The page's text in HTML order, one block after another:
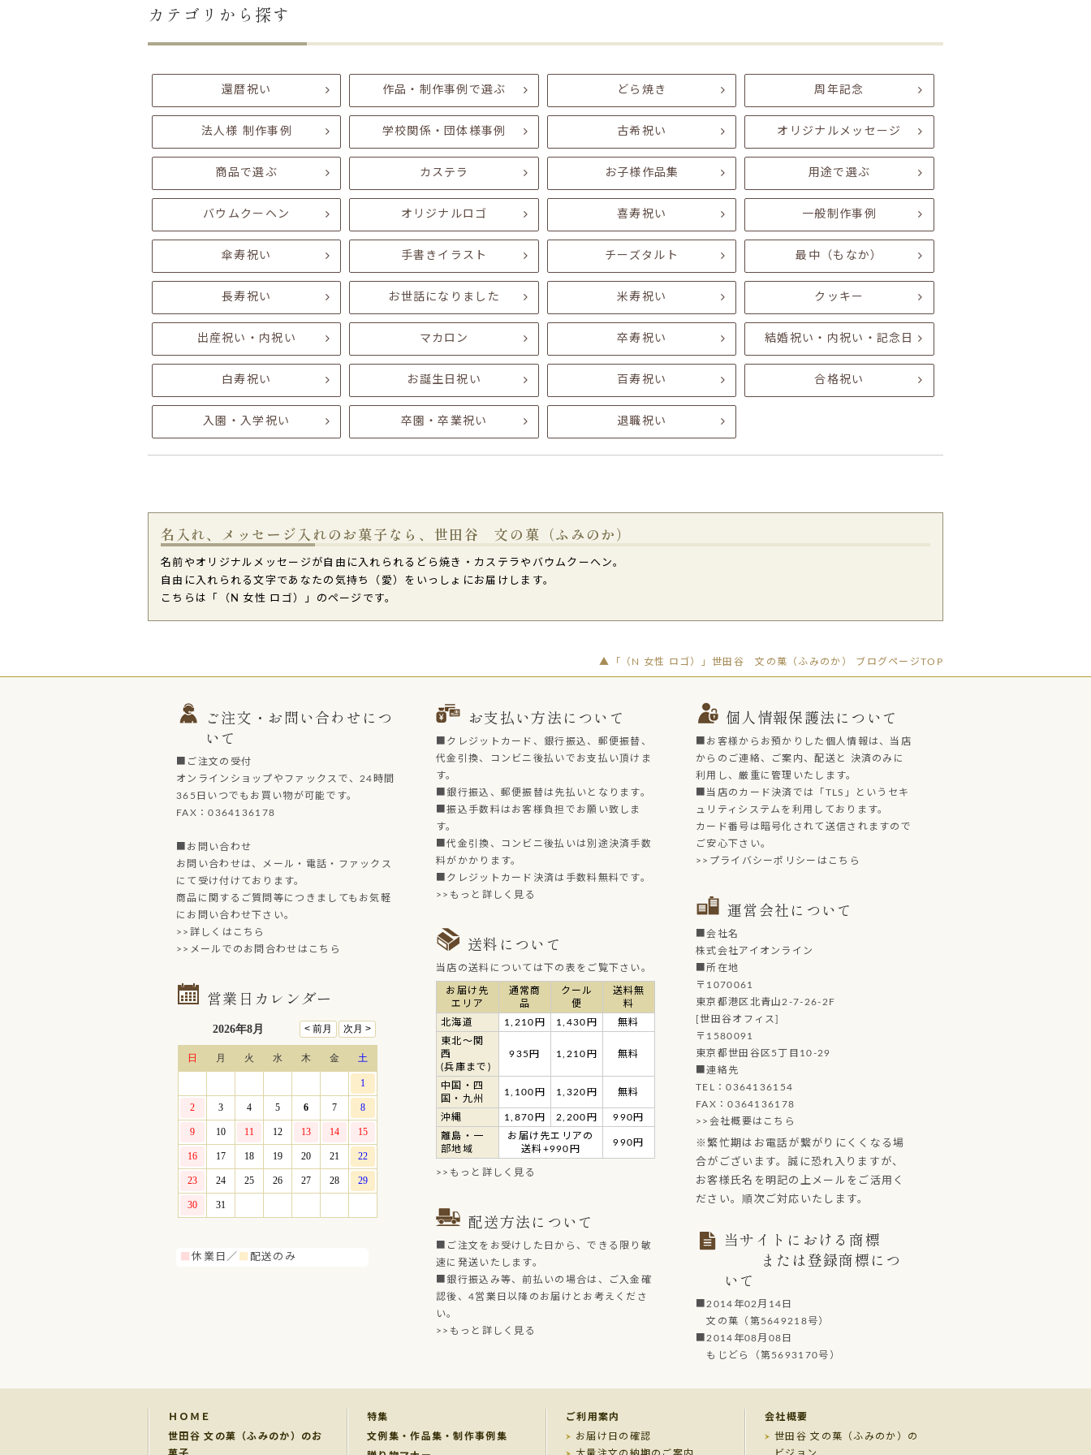
カテゴリから探す
還暦祝い 作品・制作事例で選ぶ どら焼き 周年記念
法人様 制作事例 学校関係・団体様事例 古希祝い オリジナルメッセージ
商品で選ぶ カステラ お子様作品集 用途で選ぶ
バウムクーヘン オリジナルロゴ 喜寿祝い 一般制作事例
傘寿祝い 手書きイラスト チーズタルト 最中（もなか）
長寿祝い お世話になりました 米寿祝い クッキー
出産祝い・内祝い マカロン 卒寿祝い 結婚祝い・内祝い・記念日
白寿祝い お誕生日祝い 百寿祝い 合格祝い
入園・入学祝い 卒園・卒業祝い 退職祝い
名入れ、メッセージ入れのお菓子なら、世田谷 文の菓（ふみのか）
名前やオリジナルメッセージが自由に入れられるどら焼き・カステラやバウムクーヘン。
自由に入れられる文字であなたの気持ち（愛）をいっしょにお届けします。
こちらは「（N 女性 ロゴ）」のページです。
▲「（N 女性 ロゴ）」世田谷 文の菓（ふみのか） ブログページTOP
ご注文・お問い合わせにつ
いて
■ご注文の受付
オンラインショップやファックスで、24時間
365日いつでもお買い物が可能です。
FAX：0364136178
■お問い合わせ
お問い合わせは、メール・電話・ファックス
にて受け付けております。
商品に関するご質問等につきましてもお気軽
にお問い合わせ下さい。
>>詳しくはこちら
>>メールでのお問合わせはこちら
営業日カレンダー
■休業日／ 配送のみ
お支払い方法について
■クレジットカード、銀行振込、郵便振替、
代金引換、コンビニ後払いでお支払い頂けま
す。
■銀行振込、郵便振替は先払いとなります。
■振込手数料はお客様負担でお願い致しま
す。
■代金引換、コンビニ後払いは別途決済手数
料がかかります。
■クレジットカード決済は手数料無料です。
>>もっと詳しく見る
送料について
当店の送料については下の表をご覧下さい。
お届け先
エリア
通常商
品
クール
便
送料無
料
北海道
1,210円 1,430円
無料
東北～関
西
(兵庫まで)
935円 1,210円 無料
中国・四
国・九州
1,100円 1,320円 無料
沖縄 1,870円 2,200円
990円
離島・一
部地域
お届け先エリアの
送料+990円
990円
>>もっと詳しく見る
配送方法について
■ご注文をお受けした日から、できる限り敏
速に発送いたします。
■銀行振込み等、前払いの場合は、ご入金確
認後、4営業日以降のお届けとお考えくださ
い。
>>もっと詳しく見る
個人情報保護法について
■お客様からお預かりした個人情報は、当店
からのご連絡、ご案内、配送と 決済のみに
利用し、厳重に管理いたします。
■当店のカード決済では「TLS」というセキ
ュリティシステムを利用しております。
カード番号は暗号化されて送信されますので
ご安心下さい。
>>プライバシーポリシーはこちら
運営会社について
■会社名
株式会社アイオンライン
■所在地
〒1070061
東京都港区北青山2-7-26-2F
[世田谷オフィス]
〒1580091
東京都世田谷区5丁目10-29
■連絡先
TEL：0364136154
FAX：0364136178
>>会社概要はこちら
※繁忙期はお電話が繋がりにくくなる場
合がございます。誠に恐れ入りますが、
お客様氏名を明記の上メールをご活用く
ださい。順次ご対応いたします。
当サイトにおける商標
または登録商標につ
いて
■2014年02月14日
文の菓（第5649218号）
■2014年08月08日
もじどら（第5693170号）
ＨＯＭＥ
世田谷 文の菓（ふみのか）のお
菓子
特集
文例集・作品集・制作事例集
ご利用案内
お届け日の確認
大量注文の納期のご案内
会社概要
世田谷 文の菓（ふみのか）の
ビジョン